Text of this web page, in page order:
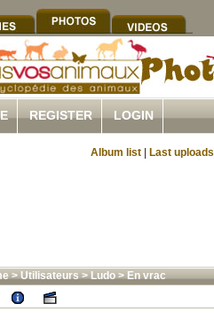
REGISTER LOGIN
Album list Last uploads
>Utilisateurs>Ludo>En vrac